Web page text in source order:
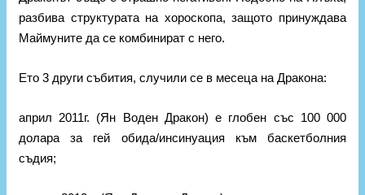
разбива структурата на хороскопа, защото принуждава
Маймуните да се комбинират с него.
Ето 3 други събития, случили се в месеца на Дракона:
април 2011г. (Ян Воден Дракон) е глобен със 100 000
долара за гей обида/инсинуация към баскетболния
съдия;